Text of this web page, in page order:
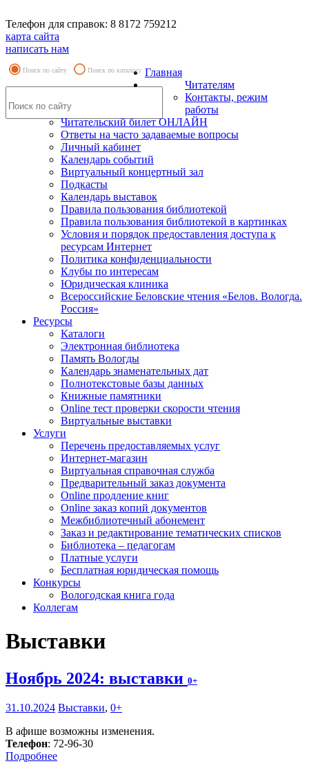
Телефон для справок: 8 8172 759212
карта сайта
написать нам
Поиск по сайту Поиск по каталогу Главная
Читателям
Контакты, режим
работы
Читательский билет ОНЛАЙН
Ответы на часто задаваемые вопросы
Личный кабинет
Календарь событий
Виртуальный концертный зал
Подкасты
Календарь выставок
Правила пользования библиотекой
Правила пользования библиотекой в картинках
Условия и порядок предоставления доступа к
ресурсам Интернет
Политика конфиденциальности
Клубы по интересам
Юридическая клиника
Всероссийские Беловские чтения «Белов. Вологда.
Россия»
Ресурсы
Каталоги
Электронная библиотека
Память Вологды
Календарь знаменательных дат
Полнотекстовые базы данных
Книжные памятники
Online тест проверки скорости чтения
Виртуальные выставки
Услуги
Перечень предоставляемых услуг
Интернет-магазин
Виртуальная справочная служба
Предварительный заказ документа
Online продление книг
Online заказ копий документов
Межбиблиотечный абонемент
Заказ и редактирование тематических списков
Библиотека – педагогам
Платные услуги
Бесплатная юридическая помощь
Конкурсы
Вологодская книга года
Коллегам
Выставки
Ноябрь 2024: выставки 0+
31.10.2024 Выставки, 0+
В афише возможны изменения.
Телефон: 72-96-30
Подробнее